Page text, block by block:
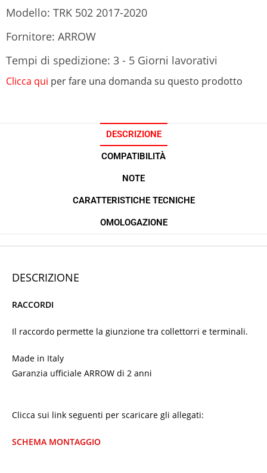
Modello: TRK 502 2017-2020
Fornitore: ARROW
Tempi di spedizione: 3 - 5 Giorni lavorativi
Clicca qui per fare una domanda su questo prodotto
DESCRIZIONE
COMPATIBILITÀ
NOTE
CARATTERISTICHE TECNICHE
OMOLOGAZIONE
DESCRIZIONE
RACCORDI
Il raccordo permette la giunzione tra collettorri e terminali.
Made in Italy
Garanzia ufficiale ARROW di 2 anni
Clicca sui link seguenti per scaricare gli allegati:
SCHEMA MONTAGGIO